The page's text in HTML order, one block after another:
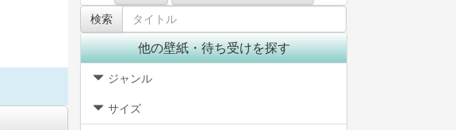
他の壁紙・待ち受けを探す
ジャンル
サイズ